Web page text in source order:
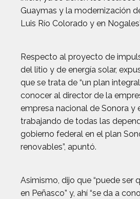
Guaymas y la modernización
Luis Río Colorado y en
Respecto al proyecto de
del litio y de energía solar,
que se trata de “un plan
conocer al director de la
empresa nacional de Sonora y
trabajando de todas las
gobierno federal en el plan
renovables”, apuntó.
Asimismo, dijo que “puede ser
en Peñasco” y, ahí “se da a